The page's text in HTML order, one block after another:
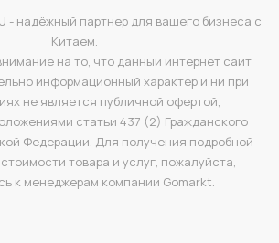
- надёжный партнер для вашего бизнеса с
Китаем.
на то, что данный интернет сайт
информационный характер и ни при
не является публичной офертой,
статьи 437 (2) Гражданского
Федерации. Для получения подробной
товара и услуг, пожалуйста,
к менеджерам компании Gomarkt.